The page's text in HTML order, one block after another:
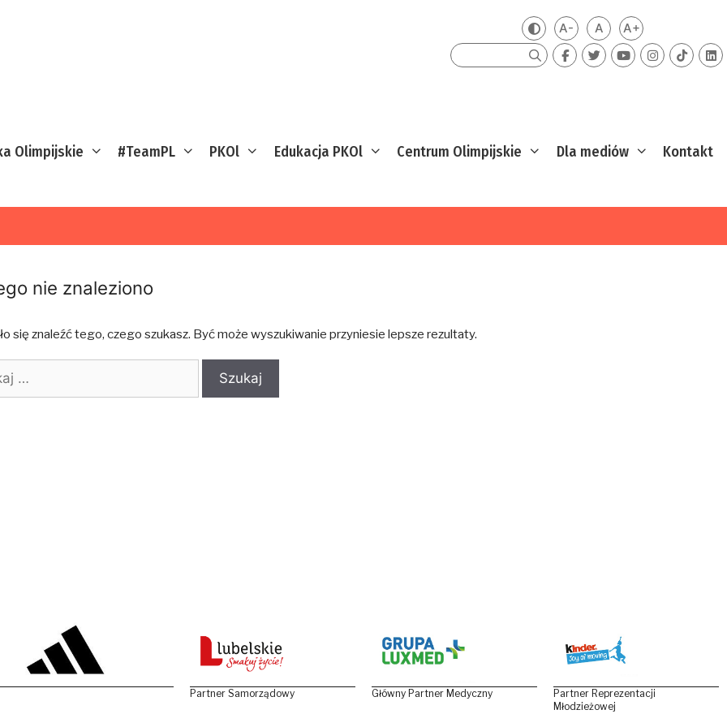
Zmień kontrast
A-Mniejsza czcionka
ADomyślna czcionka
A+Większa
Szukaj
Olimpijskie #TeamPL PKOl Edukacja PKOl Centrum Olimpijskie Dla mediów Kontakt
nie znaleziono
się znaleźć tego, czego szukasz. Być może wyszukiwanie przyniesie lepsze rezultaty.
Partner Samorządowy Główny Partner Medyczny
Partner Reprezentacji
Młodzieżowej